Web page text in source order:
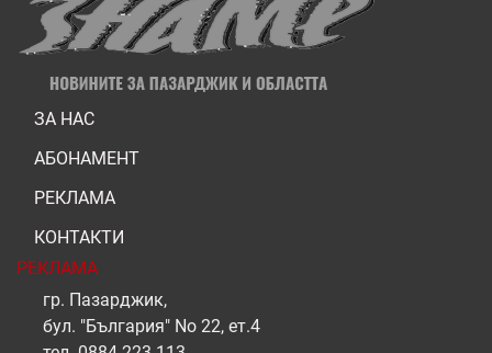
ЗА НАС
АБОНАМЕНТ
РЕКЛАМА
КОНТАКТИ
РЕКЛАМА
гр. Пазарджик,
бул. "България" No 22, ет.4